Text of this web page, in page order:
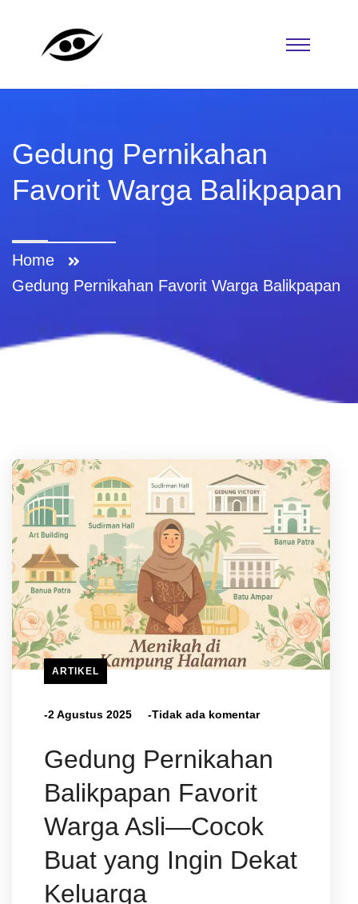
Gedung Pernikahan
Favorit Warga Balikpapan
Home
Gedung Pernikahan Favorit Warga Balikpapan
ARTIKEL
-2 Agustus 2025 -Tidak ada komentar
Gedung Pernikahan
Balikpapan Favorit
Warga Asli—Cocok
Buat yang Ingin Dekat
Keluarga